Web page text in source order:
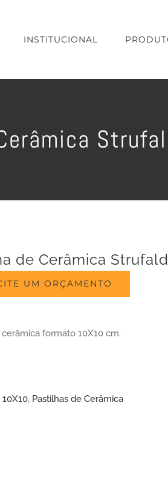
INSTITUCIONAL
de Cerâmica
UM ORÇAMENTO
formato 10X10 cm.
10X10, Pastilhas de Cerâmica